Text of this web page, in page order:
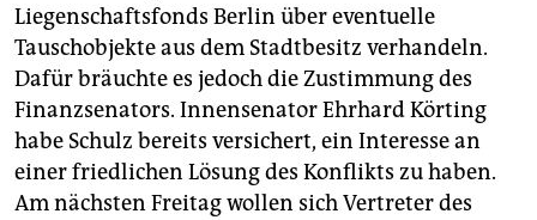
Liegenschaftsfonds Berlin über eventuelle
Tauschobjekte aus dem Stadtbesitz verhandeln.
Dafür bräuchte es jedoch die Zustimmung des
Finanzsenators. Innensenator Ehrhard Körting
habe Schulz bereits versichert, ein Interesse an
einer friedlichen Lösung des Konflikts zu haben.
Am nächsten Freitag wollen sich Vertreter des